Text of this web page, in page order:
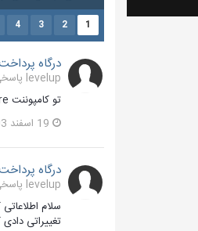
1
2
3
4
درگاه
levelup پاسخی برای emperor2 در یک موضوع ارسال کرد در
تو کامپوننت j2store و همچنین احتمالا تو تنظیمات پلاگین پرداخت
19 اسفند 1403
درگاه
levelup پاسخی برای emperor2 در یک موضوع ارسال کرد در
سلام
تغییراتی